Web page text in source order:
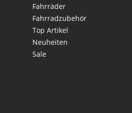
Fahrräder
Fahrradzubehör
Top Artikel
Neuheiten
Sale